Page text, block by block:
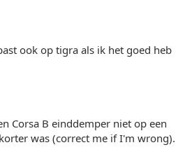
ook op tigra als ik het goed heb
Corsa B einddemper niet op een
was (correct me if I'm wrong).